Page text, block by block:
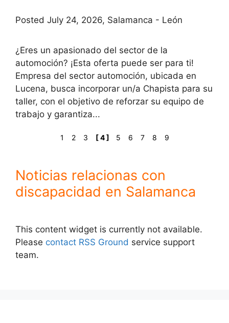
Posted July 24, 2026, Salamanca - León
¿Eres un apasionado del sector de la
automoción? ¡Esta oferta puede ser para ti!
Empresa del sector automoción, ubicada en
Lucena, busca incorporar un/a Chapista para su
taller, con el objetivo de reforzar su equipo de
trabajo y garantiza...
1 2 3 [ 4 ] 5 6 7 8 9
Noticias relacionas con
discapacidad en Salamanca
This content widget is currently not available.
Please contact RSS Ground service support
team.